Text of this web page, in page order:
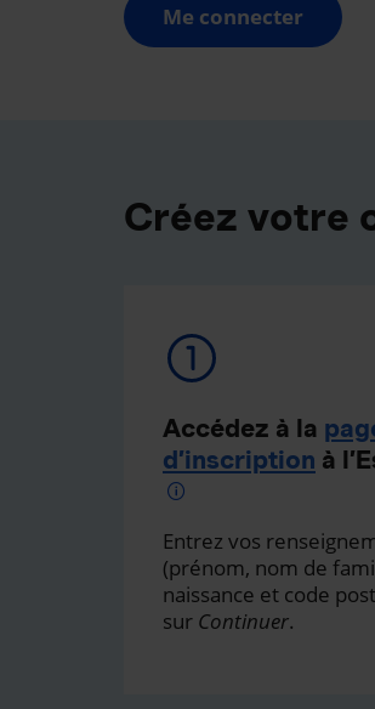
Me connecter
Créez votre
Accédez à la
d’inscription à
Entrez vos
(prénom, nom de
naissance et code
sur Continuer.